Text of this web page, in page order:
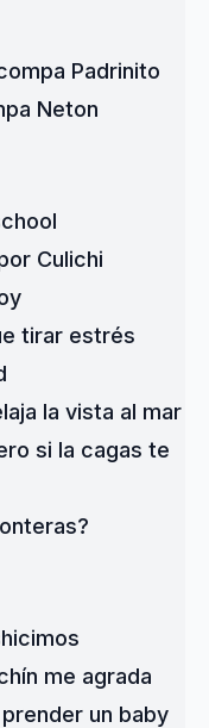
Padrinito
Neton
Culichi
tirar estrés
la vista al mar
si la cagas te
me agrada
un baby